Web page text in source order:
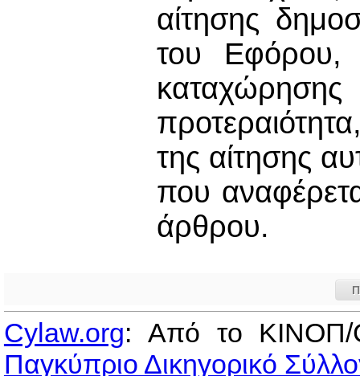
αίτησης
του Εφόρου,
της αίτησης
που
άρθρου.
Cylaw.org: Από το
Παγκύπριο Δικηγορικό